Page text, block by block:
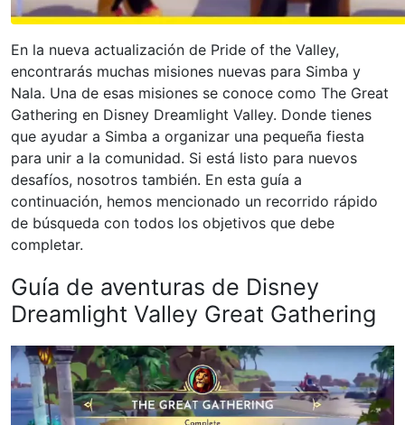
En la nueva actualización de Pride of the Valley,
encontrarás muchas misiones nuevas para Simba y
Nala. Una de esas misiones se conoce como The Great
Gathering en Disney Dreamlight Valley. Donde tienes
que ayudar a Simba a organizar una pequeña fiesta
para unir a la comunidad. Si está listo para nuevos
desafíos, nosotros también. En esta guía a
continuación, hemos mencionado un recorrido rápido
de búsqueda con todos los objetivos que debe
completar.
Guía de aventuras de Disney
Dreamlight Valley Great Gathering